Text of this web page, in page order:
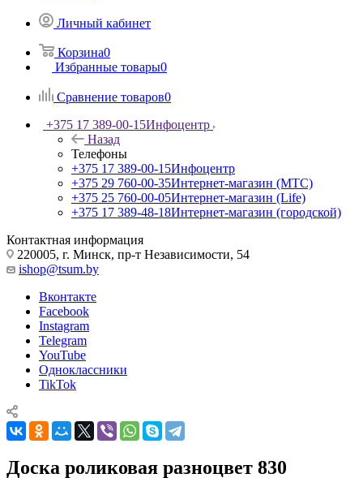
Личный кабинет
Корзина0
Избранные товары0
Сравнение товаров0
+375 17 389-00-15Инфоцентр
Назад
Телефоны
+375 17 389-00-15Инфоцентр
+375 29 760-00-35Интернет-магазин (МТС)
+375 25 760-00-05Интернет-магазин (Life)
+375 17 389-48-18Интернет-магазин (городской)
Контактная информация
220005, г. Минск, пр-т Независимости, 54
ishop@tsum.by
Вконтакте
Facebook
Instagram
Telegram
YouTube
Одноклассники
TikTok
Доска роликовая разноцвет 830